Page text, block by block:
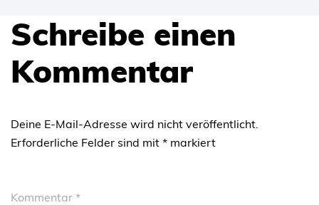
Schreibe einen
Kommentar
Deine E-Mail-Adresse wird nicht veröffentlicht.
Erforderliche Felder sind mit * markiert
Kommentar *